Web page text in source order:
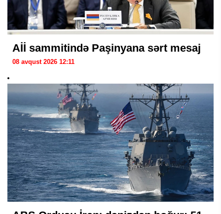
Aİİ sammitində Paşinyana sərt mesaj
08 avqust 2026 12:11